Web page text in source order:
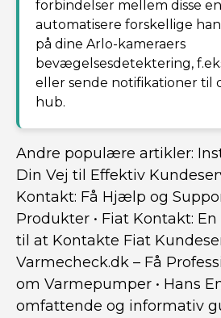
forbindelser mellem disse
automatisere forskellige
på dine Arlo-kameraers
bevægelsesdetektering,
eller sende notifikationer til
hub.
Andre populære artikler:
Din Vej til Effektiv
Kontakt: Få Hjælp og
Produkter • Fiat Kontakt:
til at Kontakte Fiat
Varmecheck.dk – Få
om Varmepumper • Hans
omfattende og informativ